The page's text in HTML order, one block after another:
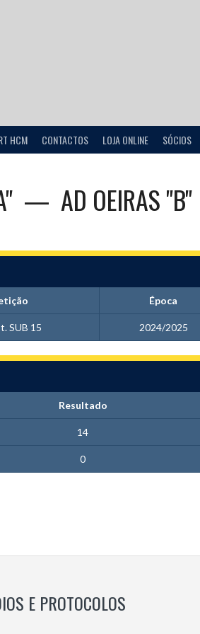
HCM CONTACTOS LOJA ONLINE SÓCIOS
— AD OEIRAS "B"
Época
SUB 15 2024/2025
Resultado
14
0
E PROTOCOLOS